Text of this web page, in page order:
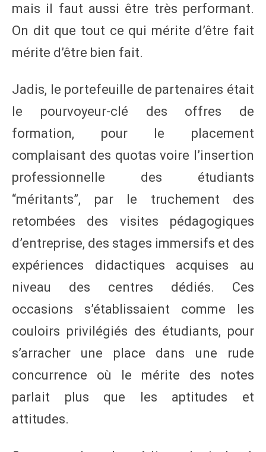
mais il faut aussi être très performant.
On dit que tout ce qui mérite d’être fait
mérite d’être bien fait.
Jadis, le portefeuille de partenaires était
le pourvoyeur-clé des offres de
formation, pour le placement
complaisant des quotas voire l’insertion
professionnelle des étudiants
“méritants”, par le truchement des
retombées des visites pédagogiques
d’entreprise, des stages immersifs et des
expériences didactiques acquises au
niveau des centres dédiés. Ces
occasions s’établissaient comme les
couloirs privilégiés des étudiants, pour
s’arracher une place dans une rude
concurrence où le mérite des notes
parlait plus que les aptitudes et
attitudes.